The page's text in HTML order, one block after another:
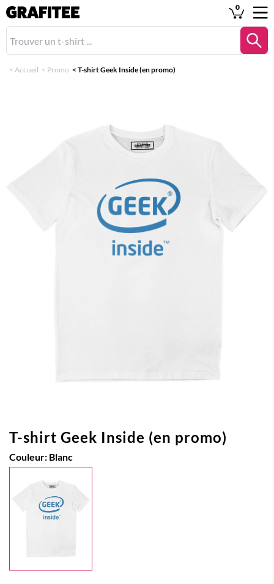
0
< Accueil < Promo < T-shirt Geek Inside (en promo)
T-shirt Geek Inside (en promo)
Couleur: Blanc